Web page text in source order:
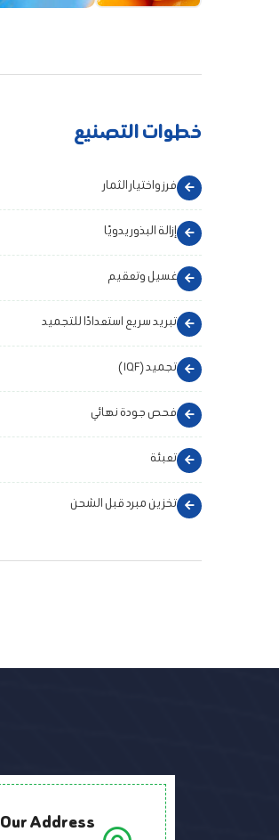
خطوات التصنيع
فرز واختيار الثمار
إزالة البذور يدويًا
غسيل وتعقيم
تبريد سريع استعدادًا للتجميد
تجميد (IQF)
فحص جودة نهائي
تعبئة
تخزين مبرد قبل الشحن
Our Address